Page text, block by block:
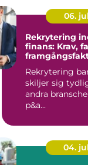
06. jul
Rekrytering
finans: Krav,
Rekrytering
skiljer sig
andra
p&a...
04. jul